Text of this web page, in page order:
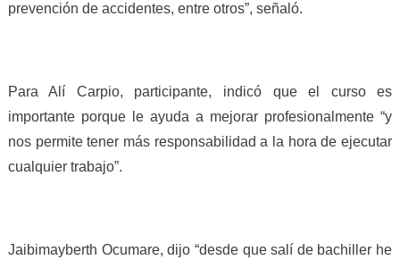
prevención de accidentes, entre otros”, señaló.
Para Alí Carpio, participante, indicó que el curso es
importante porque le ayuda a mejorar profesionalmente “y
nos permite tener más responsabilidad a la hora de ejecutar
cualquier trabajo”.
Jaibimayberth Ocumare, dijo “desde que salí de bachiller he